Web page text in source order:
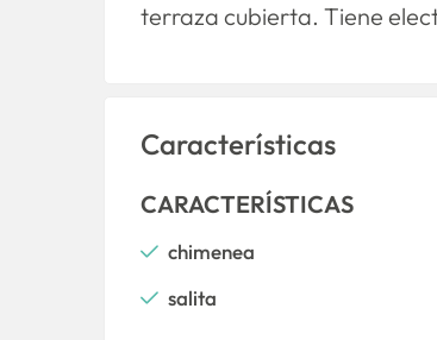
terraza cubierta. Tiene
Características
CARACTERÍSTICAS
chimenea
salita